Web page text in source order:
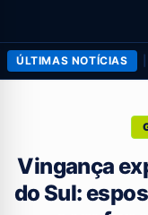
ÚLTIMAS NOTÍCIAS
Vingança
do Sul: